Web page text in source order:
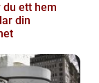
du ett hem
din